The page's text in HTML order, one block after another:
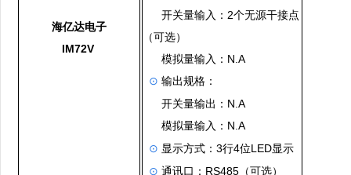
海亿达电子
IM72V
开关量输入：2个无源干接点
（可选）
模拟量输入： N.A
⊙ 输出规格：
开关量输出： N.A
模拟量输入 ： N.A
⊙ 显示方式：3行4位LED显示
⊙ 通讯口 ： RS485 （可选）